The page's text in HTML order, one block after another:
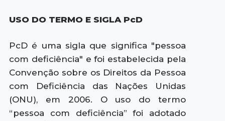
USO DO TERMO E SIGLA PcD
PcD é uma sigla que significa "pessoa
com deficiência" e foi estabelecida pela
Convenção sobre os Direitos da Pessoa
com Deficiência das Nações Unidas
(ONU), em 2006. O uso do termo
“pessoa com deficiência” foi adotado